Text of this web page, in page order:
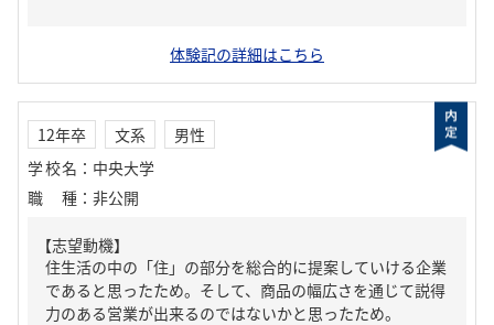
体験記の詳細はこちら
12年卒 文系
男性
学校名 ： 中央大学
職種 ： 非公開
【志望動機】
住生活の中の「住」の部分を総合的に提案していける企業
であると思ったため。そして、商品の幅広さを通じて説得
力のある営業が出来るのではないかと思ったため。